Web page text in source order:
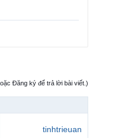
Đăng ký để trả lời bài viết.)
tinhtrieuan